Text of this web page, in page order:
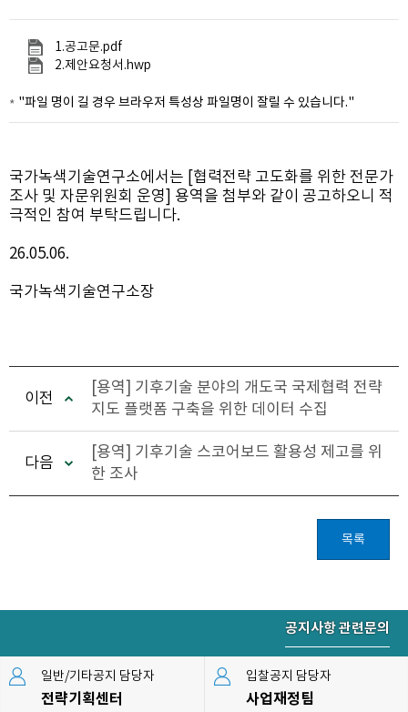
1.공고문.pdf
2.제안요청서.hwp
"파일 명이 길 경우 브라우저 특성상 파일명이 잘릴 수 있습니다."
국가녹색기술연구소에서는 [협력전략 고도화를 위한 전문가
조사 및 자문위원회 운영] 용역을 첨부와 같이 공고하오니 적
극적인 참여 부탁드립니다.
26.05.06.
국가녹색기술연구소장
이전
[용역] 기후기술 분야의 개도국 국제협력 전략
지도 플랫폼 구축을 위한 데이터 수집
다음
[용역] 기후기술 스코어보드 활용성 제고를 위
한 조사
목록
공지사항 관련문의
일반/기타공지 담당자
전략기획센터
입찰공지 담당자
사업재정팀